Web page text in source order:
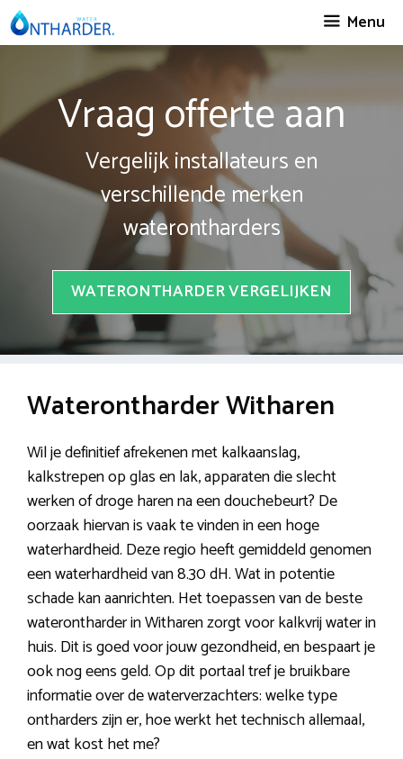
Spring
naar
Menu
Vraag offerte aan
Vergelijk installateurs en
verschillende merken
waterontharders
WATERONTHARDER VERGELIJKEN
Waterontharder Witharen
Wil je definitief afrekenen met kalkaanslag,
kalkstrepen op glas en lak, apparaten die slecht
werken of droge haren na een douchebeurt? De
oorzaak hiervan is vaak te vinden in een hoge
waterhardheid. Deze regio heeft gemiddeld genomen
een waterhardheid van 8.30 dH. Wat in potentie
schade kan aanrichten. Het toepassen van de beste
waterontharder in Witharen zorgt voor kalkvrij water in
huis. Dit is goed voor jouw gezondheid, en bespaart je
ook nog eens geld. Op dit portaal tref je bruikbare
informatie over de waterverzachters: welke type
ontharders zijn er, hoe werkt het technisch allemaal,
en wat kost het me?